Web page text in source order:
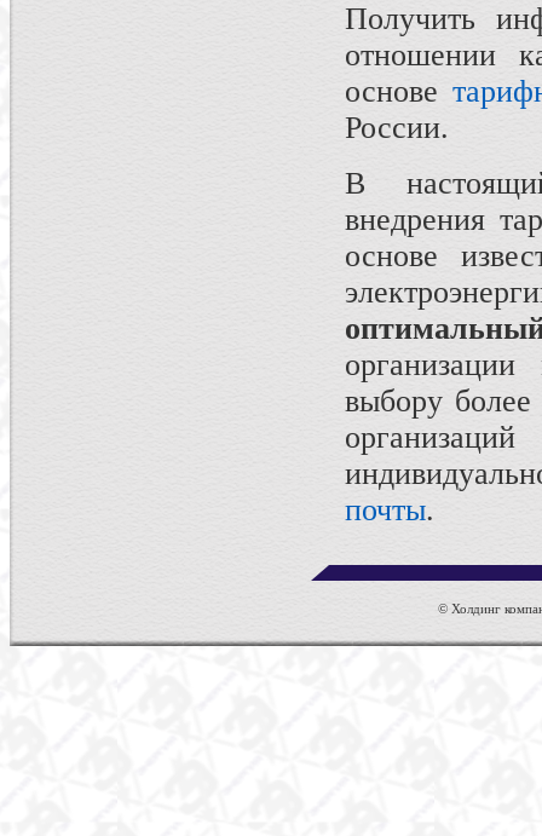
Получить
отношении
основе
России.
В
внедрения
основе
выбору более
почты.
© Холдинг